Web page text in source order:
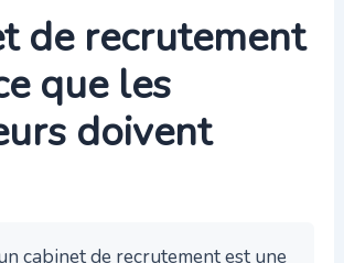
de recrutement
que les
doivent
cabinet de recrutement est une